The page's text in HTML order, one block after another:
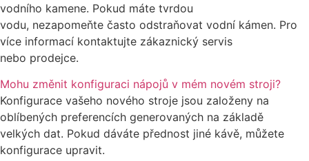
vodního kamene. Pokud máte tvrdou
vodu, nezapomeňte často odstraňovat vodní kámen. Pro
více informací kontaktujte zákaznický servis
nebo prodejce.
Mohu změnit konfiguraci nápojů v mém novém stroji?
Konfigurace vašeho nového stroje jsou založeny na
oblíbených preferencích generovaných na základě
velkých dat. Pokud dáváte přednost jiné kávě, můžete
konfigurace upravit.